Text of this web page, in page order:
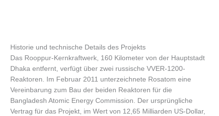
Historie und technische Details des Projekts
Das Rooppur-Kernkraftwerk, 160 Kilometer von der Hauptstadt
Dhaka entfernt, verfügt über zwei russische VVER-1200-
Reaktoren. Im Februar 2011 unterzeichnete Rosatom eine
Vereinbarung zum Bau der beiden Reaktoren für die
Bangladesh Atomic Energy Commission. Der ursprüngliche
Vertrag für das Projekt, im Wert von 12,65 Milliarden US-Dollar,